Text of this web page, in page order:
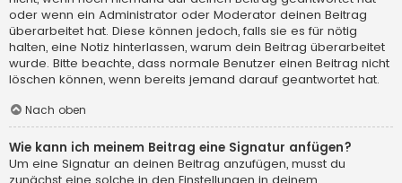
oder wenn ein Administrator oder Moderator deinen Beitrag
überarbeitet hat. Diese können jedoch, falls sie es für nötig
halten, eine Notiz hinterlassen, warum dein Beitrag überarbeitet
wurde. Bitte beachte, dass normale Benutzer einen Beitrag nicht
löschen können, wenn bereits jemand darauf geantwortet hat.
Nach oben
Wie kann ich meinem Beitrag eine Signatur anfügen?
Um eine Signatur an deinen Beitrag anzufügen, musst du